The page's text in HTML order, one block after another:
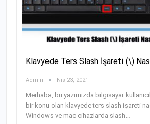
Klavyede Ters Slash İşareti (\)
Admin Nis 23, 2021
Merhaba, bu yazımızda bilgisayar
bir konu olan klavyede ters slash işareti
Windows ve mac cihazlarda slash…